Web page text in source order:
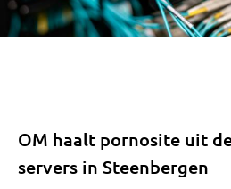
OM haalt pornosite uit
servers in Steenbergen